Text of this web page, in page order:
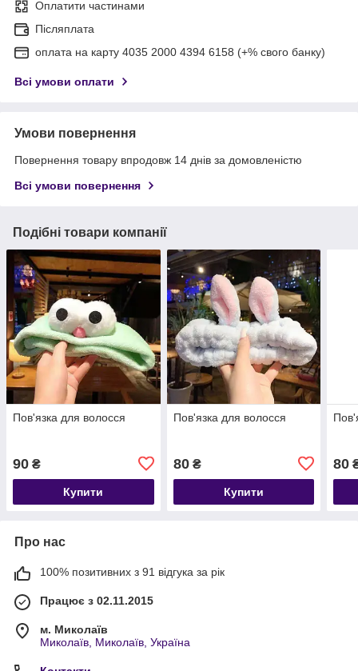
Оплатити частинами
Післяплата
оплата на карту 4035 2000 4394 6158 (+% свого банку)
Всі умови оплати
Умови повернення
Повернення товару впродовж 14 днів за домовленістю
Всі умови повернення
Подібні товари компанії
Пов'язка для волосся
90 ₴
Купити
Пов'язка для волосся
80₴
Купити
80
Про нас
100% позитивних з 91 відгука за рік
Працює з 02.11.2015
м. Миколаїв
Миколаїв, Миколаїв, Україна